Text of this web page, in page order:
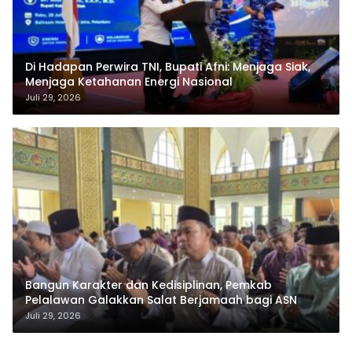
Di Hadapan Perwira TNI, Bupati Afni: Menjaga Siak,
Menjaga Ketahanan Energi Nasional
Juli 29, 2026
Bangun Karakter dan Kedisiplinan, Pemkab
Pelalawan Galakkan Salat Berjamaah bagi ASN
Juli 29, 2026